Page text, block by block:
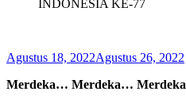
INDONESIA KE-77
Agustus 18, 2022Agustus 26, 2022
Merdeka… Merdeka… Merdeka